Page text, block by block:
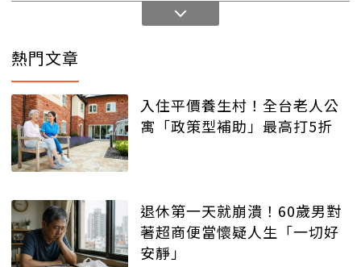
熱門文章
入住平價養生村！全台老人公
寓「政策型補助」最高打5折
退休第一天就崩潰！60歲男對
著超商便當懷疑人生「一切好
安靜」